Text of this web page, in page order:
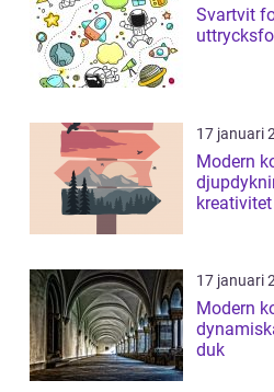
Svartvit
17 januari
Modern
17 januari
Modern konst
duk